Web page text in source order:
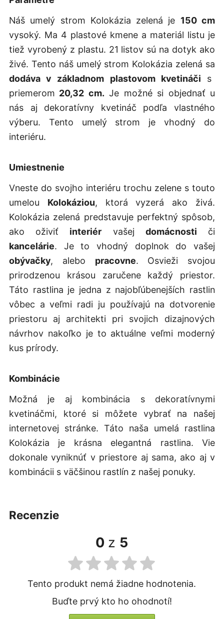
Náš umelý strom Kolokázia zelená je 150 cm
vysoký. Ma 4 plastové kmene a materiál listu je
tiež vyrobený z plastu. 21 listov sú na dotyk ako
živé. Tento náš umelý strom Kolokázia zelená sa
dodáva v základnom plastovom kvetináči s
priemerom 20,32 cm. Je možné si objednať u
nás aj dekoratívny kvetináč podľa vlastného
výberu. Tento umelý strom je vhodný do
interiéru.
Umiestnenie
Vneste do svojho interiéru trochu zelene s touto
umelou Kolokáziou, ktorá vyzerá ako živá.
Kolokázia zelená predstavuje perfektný spôsob,
ako oživiť interiér vašej domácnosti či
kancelárie. Je to vhodný doplnok do vašej
obývačky, alebo pracovne. Osvieži svojou
prirodzenou krásou zaručene každý priestor.
Táto rastlina je jedna z najobľúbenejších rastlin
vôbec a veľmi radi ju používajú na dotvorenie
priestoru aj architekti pri svojich dizajnových
návrhov nakoľko je to aktuálne veľmi moderný
kus prírody.
Kombinácie
Možná je aj kombinácia s dekoratívnymi
kvetináčmi, ktoré si môžete vybrať na našej
internetovej stránke. Táto naša umelá rastlina
Kolokázia je krásna elegantná rastlina. Vie
dokonale vyniknúť v priestore aj sama, ako aj v
kombinácii s väčšinou rastlín z našej ponuky.
recenzie
0 z 5
Tento produkt nemá žiadne hodnotenia.
Buďte prvý kto ho ohodnotí!